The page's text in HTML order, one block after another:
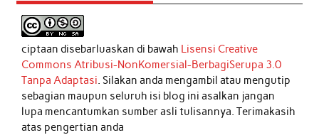
ciptaan disebarluaskan di bawah Lisensi Creative
Commons Atribusi-NonKomersial-BerbagiSerupa 3.0
Tanpa Adaptasi. Silakan anda mengambil atau mengutip
sebagian maupun seluruh isi blog ini asalkan jangan
lupa mencantumkan sumber asli tulisannya. Terimakasih
atas pengertian anda